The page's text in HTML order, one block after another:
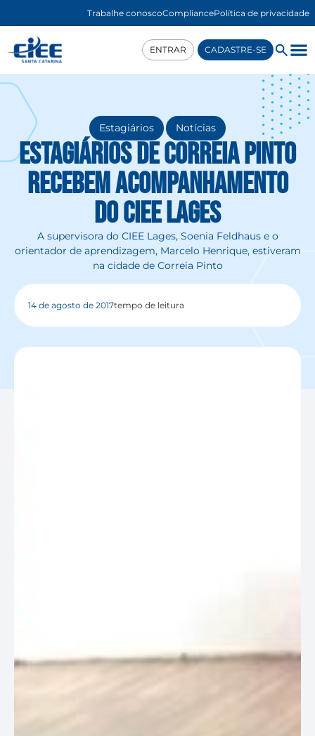
Trabalhe conoscoCompliancePolítica de privacidade
ENTRAR CADASTRE-SE
Estagiários , Notícias
Estagiários de Correia Pinto
recebem acompanhamento
do CIEE Lages
A supervisora do CIEE Lages, Soenia Feldhaus e o
orientador de aprendizagem, Marcelo Henrique, estiveram
na cidade de Correia Pinto
14 de agosto de 2017tempo de leitura